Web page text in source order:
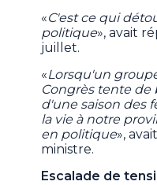
«C'est ce qui
politique», avait
juillet.
«Lorsqu'un
Congrès tente de
d'une saison des
la vie à notre
en politique»,
ministre.
Escalade de